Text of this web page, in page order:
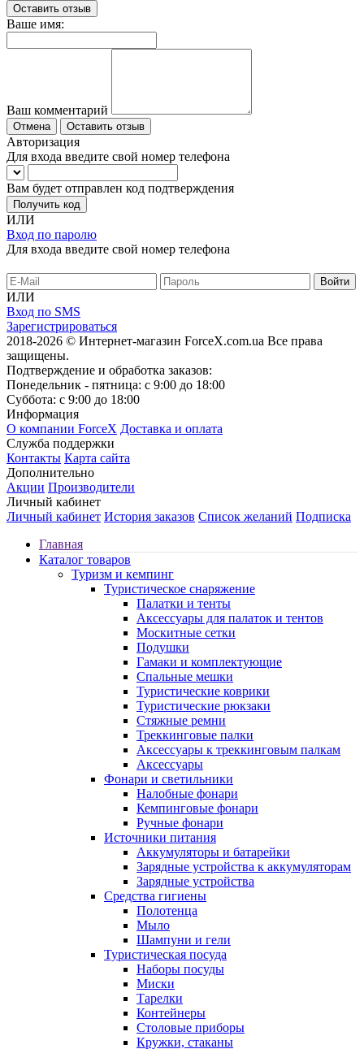
Оставить отзыв
Ваше имя:
Ваш комментарий
Отмена Оставить отзыв
Авторизация
Для входа введите свой номер телефона
Вам будет отправлен код подтверждения
Получить код
ИЛИ
Вход по паролю
Для входа введите свой номер телефона
ИЛИ
Вход по SMS
Зарегистрироваться
2018-2026 © Интернет-магазин ForceX.com.ua Все права
защищены.
Подтверждение и обработка заказов:
Понедельник - пятница: с 9:00 до 18:00
Суббота: с 9:00 до 18:00
Информация
О компании ForceX Доставка и оплата
Служба поддержки
Контакты Карта сайта
Дополнительно
Акции Производители
Личный кабинет
Личный кабинет История заказов Список желаний Подписка
Главная
Каталог товаров
Туризм и кемпинг
Туристическое снаряжение
Палатки и тенты
Аксессуары для палаток и тентов
Москитные сетки
Подушки
Гамаки и комплектующие
Спальные мешки
Туристические коврики
Туристические рюкзаки
Стяжные ремни
Треккинговые палки
Аксессуары к треккинговым палкам
Аксессуары
Фонари и светильники
Налобные фонари
Кемпинговые фонари
Ручные фонари
Источники питания
Аккумуляторы и батарейки
Зарядные устройства к аккумуляторам
Зарядные устройства
Средства гигиены
Полотенца
Мыло
Шампуни и гели
Туристическая посуда
Наборы посуды
Миски
Тарелки
Контейнеры
Столовые приборы
Кружки, стаканы